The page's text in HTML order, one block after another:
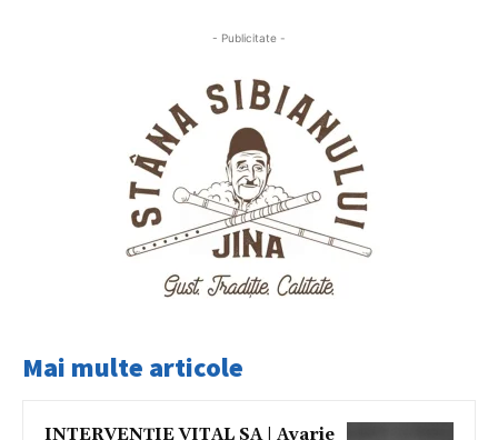
- Publicitate -
Mai multe articole
INTERVENȚIE VITAL SA | Avarie